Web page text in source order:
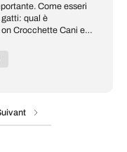
Come esseri
qual è
on Crocchette Cani e